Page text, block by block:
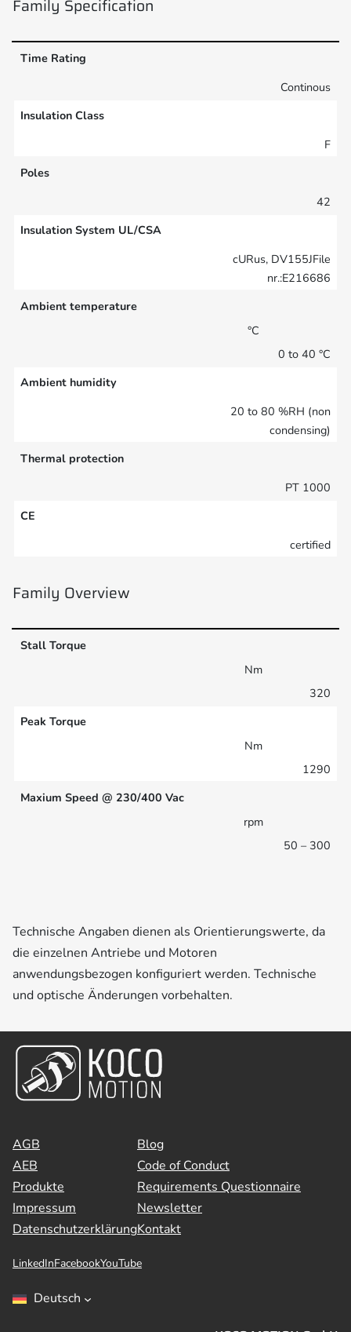
Family Specification
Time Rating
Continous
Insulation Class
F
Poles
42
Insulation System UL/CSA
cURus, DV155JFile
nr.:E216686
Ambient temperature
°C
0 to 40 °C
Ambient humidity
20 to 80 %RH (non
condensing)
Thermal protection
PT 1000
CE
certified
Family Overview
Stall Torque
Nm
320
Peak Torque
Nm
1290
Maxium Speed @ 230/400 Vac
rpm
50 – 300
Technische Angaben dienen als Orientierungswerte, da
die einzelnen Antriebe und Motoren
anwendungsbezogen konfiguriert werden. Technische
und optische Änderungen vorbehalten.
AGB
AEB
Produkte
Impressum
Datenschutzerklärung
Blog
Code of Conduct
Requirements Questionnaire
Newsletter
Kontakt
LinkedInFacebookYouTube
Deutsch